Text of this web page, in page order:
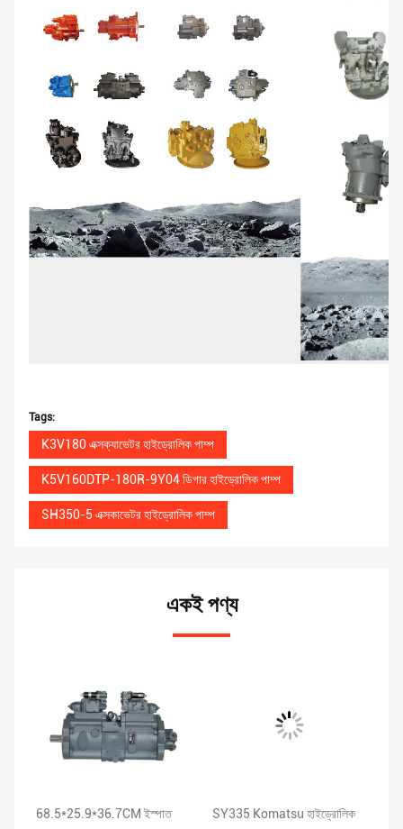
Tags:
K3V180 এক্সক্যাভেটর হাইড্রোলিক পাম্প
K5V160DTP-180R-9Y04 ডিগার হাইড্রোলিক পাম্প
SH350-5 এক্সকাভেটর হাইড্রোলিক পাম্প
একই পণ্য
68.5*25.9*36.7CM ইস্পাত
SY335 Komatsu হাইড্রোলিক